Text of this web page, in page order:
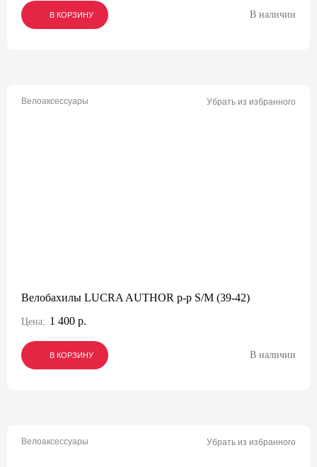
В КОРЗИНУ
В КОРЗИНУ
В КОРЗИНУ В наличии
Велоаксессуары Убрать из избранного
Велобахилы LUCRA AUTHOR р-р S/M (39-42)
Цена: 1 400 р.
В КОРЗИНУ
В КОРЗИНУ
В КОРЗИНУ В наличии
Велоаксессуары Убрать из избранного